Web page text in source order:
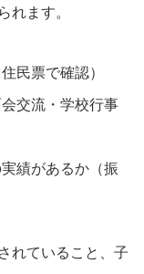
れます。
民票で確認）
交流・学校行事
績があるか（振
れていること、子